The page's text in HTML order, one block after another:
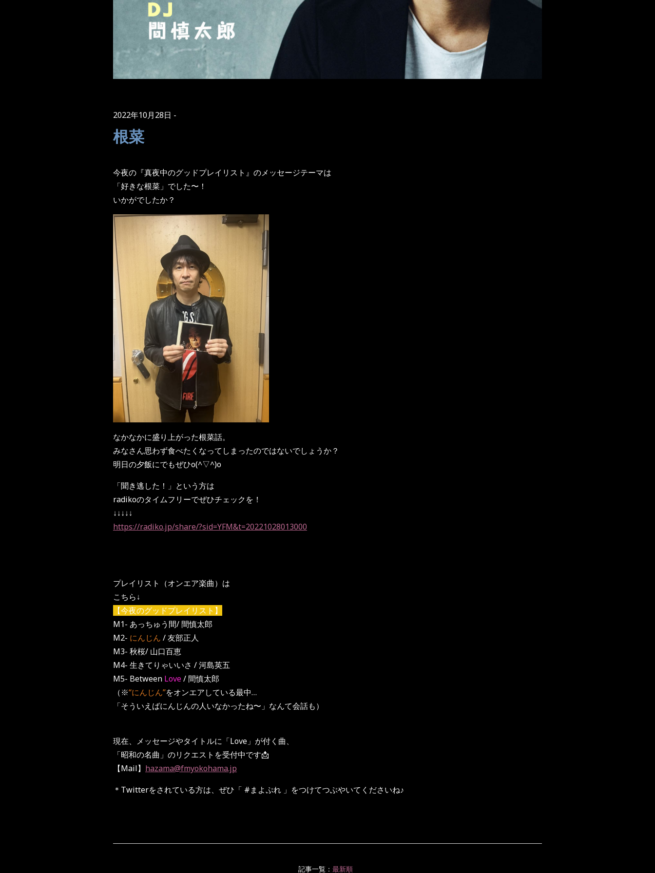
2022年10月28日
根菜
今夜の『真夜中のグッドプレイリスト』のメッセージテーマは
「好きな根菜」でした〜！
いかがでしたか？
なかなかに盛り上がった根菜話。
みなさん思わず食べたくなってしまったのではないでしょうか？
明日の夕飯にでもぜひo(^▽^)o
「聞き逃した！」という方は
radikoのタイムフリーでぜひチェックを！
↓↓↓↓↓
https://radiko.jp/share/?sid=YFM&t=20221028013000
プレイリスト（オンエア楽曲）は
こちら↓
【今夜のグッドプレイリスト】
M1- あっちゅう間/ 間慎太郎
M2- にんじん / 友部正人
M3- 秋桜/ 山口百恵
M4- 生きてりゃいいさ / 河島英五
M5- Between Love/ 間慎太郎
（※“にんじん”をオンエアしている最中…
「そういえばにんじんの人いなかったね〜」なんて会話も）
現在、メッセージやタイトルに「Love」が付く曲、
「昭和の名曲」のリクエストを受付中です📩
【Mail】 hazama@fmyokohama.jp
＊Twitterをされている方は、ぜひ「 #まよぷれ 」をつけてつぶやいてくださいね♪
記事一覧： 最新順